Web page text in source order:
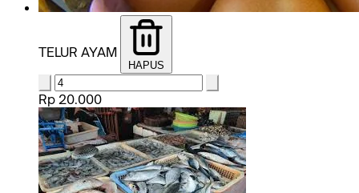
TELUR AYAM
HAPUS
Rp 20.000